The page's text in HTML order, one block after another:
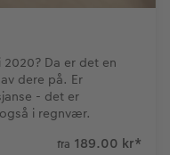
Da er det en
dere på. Er
- det er
i regnvær.
fra 189.00 kr*